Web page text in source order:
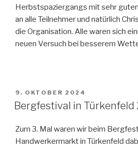
Herbstspaziergangs mit sehr
an alle Teilnehmer und natürlich
die Organisation. Alle waren sich
neuen Versuch bei besserem
VERÖFFENTLICHT
AM
9. OKTOBER 2024
Bergfestival in Türkenfeld
Zum 3. Mal waren wir beim
Handwerkermarkt in Türkenfeld